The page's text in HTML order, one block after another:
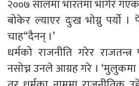
२००७ सालमा भारतमा भागेर
बोकेर ल्याएर दुःख भोग्नु पर्यो ।
चाह“दैनन् ।’
धर्मको राजनीति गरेर
नसोच्न उनले आग्रह गरे । ‘मुलुकमा